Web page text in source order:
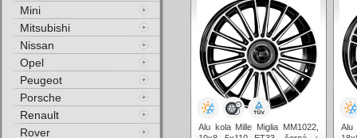
Alu kola Mille Miglia MM1022,
Alu
Mini
Mitsubishi
Nissan
Opel
Peugeot
Porsche
Renault
Rover